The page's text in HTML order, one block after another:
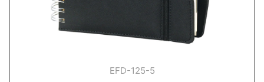
EFD-125-5